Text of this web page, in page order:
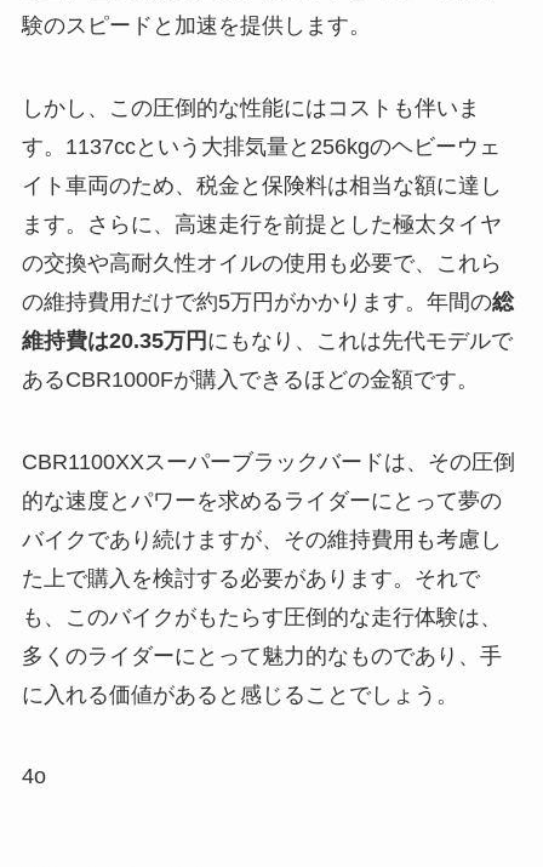
験のスピードと加速を提供します。
しかし、この圧倒的な性能にはコストも伴いま
す。1137ccという大排気量と256kgのヘビーウェ
イト車両のため、税金と保険料は相当な額に達し
ます。さらに、高速走行を前提とした極太タイヤ
の交換や高耐久性オイルの使用も必要で、これら
の維持費用だけで約5万円がかかります。年間の総
維持費は20.35万円 にもなり、これは先代モデルで
あるCBR1000Fが購入できるほどの金額です。
CBR1100XXスーパーブラックバードは、その圧倒
的な速度とパワーを求めるライダーにとって夢の
バイクであり続けますが、その維持費用も考慮し
た上で購入を検討する必要があります。それで
も、このバイクがもたらす圧倒的な走行体験は、
多くのライダーにとって魅力的なものであり、手
に入れる価値があると感じることでしょう。
4o